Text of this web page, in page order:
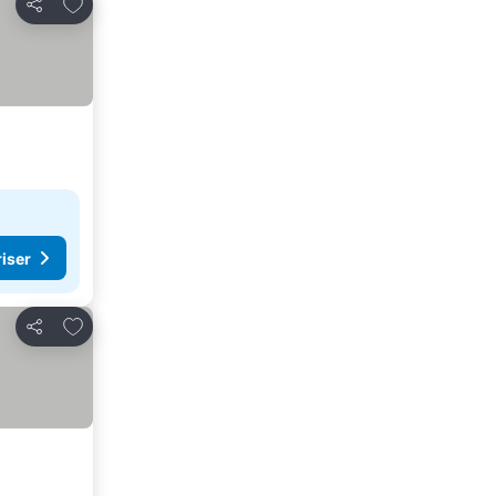
Dela
Dela
Lägg till i Mina Favoriter